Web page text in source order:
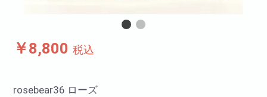
￥8,800 税込
rosebear36 ローズ